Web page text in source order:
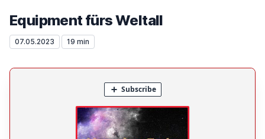
Equipment fürs Weltall
07.05.2023 19 min